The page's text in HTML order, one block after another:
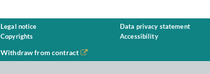
Legal notice
Copyrights
Data privacy statement
Accessibility
Withdraw from contract